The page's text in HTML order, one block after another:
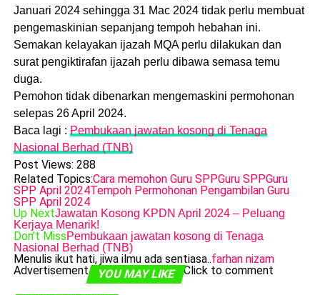
Januari 2024 sehingga 31 Mac 2024 tidak perlu membuat
pengemaskinian sepanjang tempoh hebahan ini.
Semakan kelayakan ijazah MQA perlu dilakukan dan
surat pengiktirafan ijazah perlu dibawa semasa temu
duga.
Pemohon tidak dibenarkan mengemaskini permohonan
selepas 26 April 2024.
Baca lagi : Pembukaan jawatan kosong di Tenaga
Nasional Berhad (TNB)
Post Views: 288
Related Topics:Cara memohon Guru SPPGuru SPPGuru
SPP April 2024Tempoh Permohonan Pengambilan Guru
SPP April 2024
Up NextJawatan Kosong KPDN April 2024 – Peluang
Kerjaya Menarik!
Don't MissPembukaan jawatan kosong di Tenaga
Nasional Berhad (TNB)
farhan nizam
Menulis ikut hati, jiwa ilmu ada sentiasa..
Advertisement
YOU MAY LIKE Click to comment